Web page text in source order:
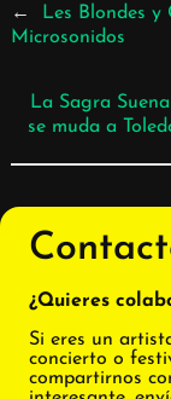
←
Les Blondes y
Microsonidos
La Sagra
se muda a
¿Quieres
Si eres un
concierto o
compartirnos